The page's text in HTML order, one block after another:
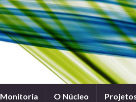
Monitoria O Núcleo